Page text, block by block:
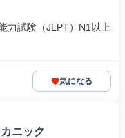
力試験（JLPT）N1以上
気になる
ニック